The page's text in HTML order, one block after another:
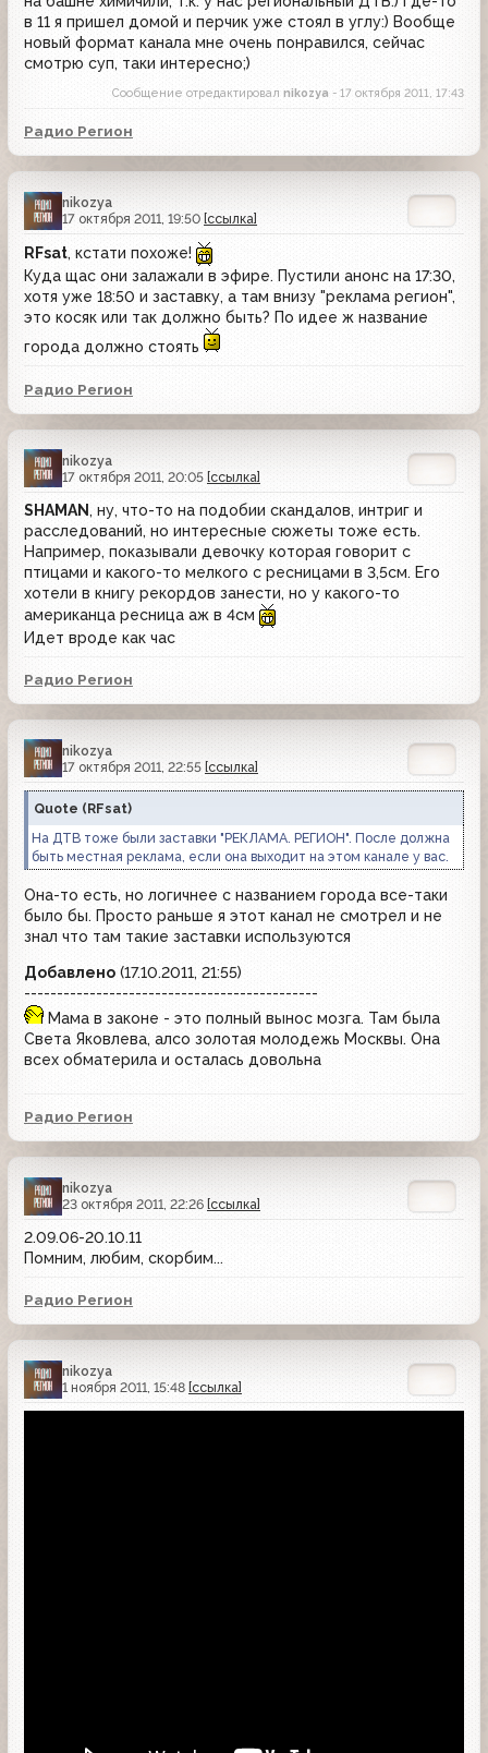
в 11 я пришел домой и перчик уже стоял в углу:) Вообще
новый формат канала мне очень понравился, сейчас
смотрю суп, таки интересно;)
Сообщение отредактировал nikozya - 17 октября 2011, 17:43
Радио Регион
nikozya
17 октября 2011, 19:50 [ссылка]
RFsat, кстати похоже!
Куда щас они залажали в эфире. Пустили анонс на 17:30,
хотя уже 18:50 и заставку, а там внизу "реклама регион",
это косяк или так должно быть? По идее ж название
города должно стоять
Радио Регион
nikozya
17 октября 2011, 20:05 [ссылка]
SHAMAN , ну, что-то на подобии скандалов, интриг и
расследований, но интересные сюжеты тоже есть.
Например, показывали девочку которая говорит с
птицами и какого-то мелкого с ресницами в 3,5см. Его
хотели в книгу рекордов занести, но у какого-то
американца ресница аж в 4см
Идет вроде как час
Радио Регион
nikozya
17 октября 2011, 22:55 [ссылка]
Quote (RFsat)
На ДТВ тоже были заставки "РЕКЛАМА. РЕГИОН". После должна
быть местная реклама, если она выходит на этом канале у вас.
Она-то есть, но логичнее с названием города все-таки
было бы. Просто раньше я этот канал не смотрел и не
знал что там такие заставки используются
Добавлено (17.10.2011, 21:55)
---------------------------------------------
Мама в законе - это полный вынос мозга. Там была
Света Яковлева, алсо золотая молодежь Москвы. Она
всех обматерила и осталась довольна
Радио Регион
nikozya
23 октября 2011, 22:26 [ссылка]
2.09.06-20.10.11
Помним, любим, скорбим...
Радио Регион
nikozya
1 ноября 2011, 15:48 [ссылка]